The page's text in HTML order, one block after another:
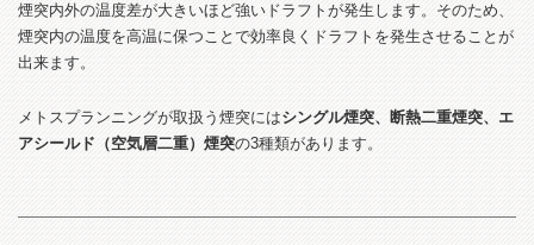
煙突内外の温度差が大きいほど強いドラフトが発生します。そのため、
煙突内の温度を高温に保つことで効率良くドラフトを発生させることが
出来ます。
メトスプランニングが取扱う煙突にはシングル煙突、断熱二重煙突、エ
アシールド（空気層二重）煙突の3種類があります。